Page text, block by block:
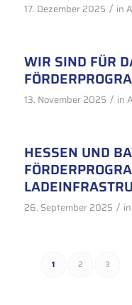
17. Dezember 2025 / in
WIR SIND FÜR
13. November 2025 / in
HESSEN UND
26. September 2025 / in
1 2 3